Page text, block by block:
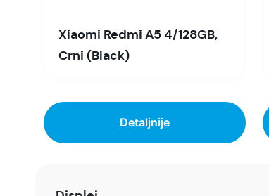
Xiaomi Redmi A5 4/128GB,
Crni (Black)
Detaljnije